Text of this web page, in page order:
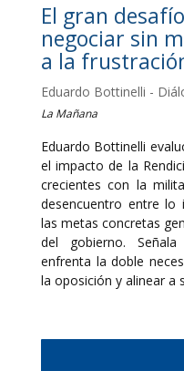
El gran
negociar sin
a la
Eduardo Bottinelli -
La Mañana
Eduardo Bottinelli
el impacto de la
crecientes con la
desencuentro entre lo
las metas concretas
del gobierno.
enfrenta la doble
la oposición y alinear a